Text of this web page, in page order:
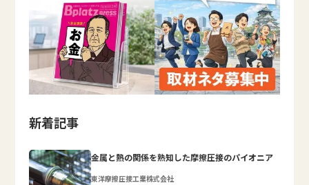
新着記事
金属と熱の関係を熟知した摩擦圧接のパイオニア
東洋摩擦圧接工業株式会社